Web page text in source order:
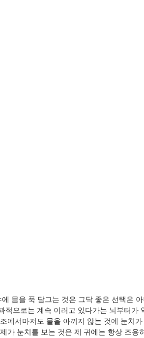
몸을 푹 담그는 것은 그닥 좋은 선택은
으로는 계속 이러고 있다가는 뇌부터가
에서마저도 물을 아끼지 않는 것에 눈치
가 눈치를 보는 것은 제 귀에는 항상 조용